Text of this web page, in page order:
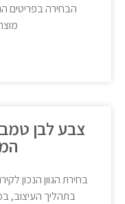
הבחירה בפריטים
צבע לבן
בחירת הגוון הנכון
בתהליך העיצוב,